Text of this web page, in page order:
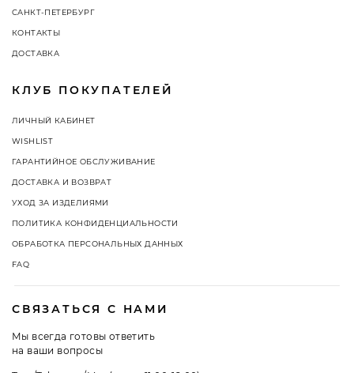
САНКТ-ПЕТЕРБУРГ
КОНТАКТЫ
ДОСТАВКА
КЛУБ ПОКУПАТЕЛЕЙ
ЛИЧНЫЙ КАБИНЕТ
WISHLIST
ГАРАНТИЙНОЕ ОБСЛУЖИВАНИЕ
ДОСТАВКА И ВОЗВРАТ
УХОД ЗА ИЗДЕЛИЯМИ
ПОЛИТИКА КОНФИДЕНЦИАЛЬНОСТИ
ОБРАБОТКА ПЕРСОНАЛЬНЫХ ДАННЫХ
FAQ
СВЯЗАТЬСЯ С НАМИ
Мы всегда готовы ответить
на ваши вопросы